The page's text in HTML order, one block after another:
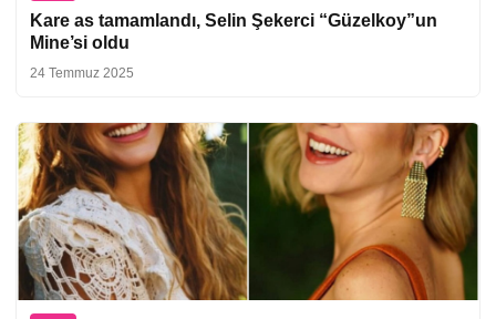
Kare as tamamlandı, Selin Şekerci “Güzelkoy”un
Mine’si oldu
24 Temmuz 2025